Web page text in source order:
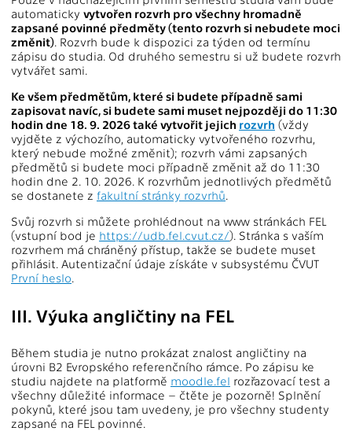
automaticky vytvořen rozvrh pro všechny hromadně
zapsané povinné předměty (tento rozvrh si nebudete moci
změnit). Rozvrh bude k dispozici za týden od termínu
zápisu do studia. Od druhého semestru si už budete rozvrh
vytvářet sami.
Ke všem předmětům, které si budete případně sami
zapisovat navíc, si budete sami muset nejpozději do 11:30
hodin dne 18. 9. 2026 také vytvořit jejich rozvrh (vždy
vyjděte z výchozího, automaticky vytvořeného rozvrhu,
který nebude možné změnit); rozvrh vámi zapsaných
předmětů si budete moci případně změnit až do 11:30
hodin dne 2. 10. 2026. K rozvrhům jednotlivých předmětů
se dostanete z fakultní stránky rozvrhů.
Svůj rozvrh si můžete prohlédnout na www stránkách FEL
(vstupní bod je https://udb.fel.cvut.cz/). Stránka s vaším
rozvrhem má chráněný přístup, takže se budete muset
přihlásit. Autentizační údaje získáte v subsystému ČVUT
První heslo.
III. Výuka angličtiny na FEL
Během studia je nutno prokázat znalost angličtiny na
úrovni B2 Evropského referenčního rámce. Po zápisu ke
studiu najdete na platformě moodle.fel rozřazovací test a
všechny důležité informace – čtěte je pozorně! Splnění
pokynů, které jsou tam uvedeny, je pro všechny studenty
zapsané na FEL povinné.